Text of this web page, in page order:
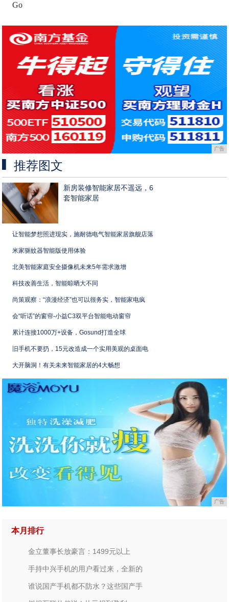
Go
广告
推荐图文
新房装修智能家居不遥远，6
套智能家居
让智能梦想照进现实，施耐德电气智能家居旗舰店落
米家驱蚊器智能版使用体验
北美智能家庭安全摄像机未来5年需求激增
科技改善生活，智能晾晒大不同
尚策观察：“浪漫经济”也可以很务实，智能家电疯
会“听话”的窗帘-小益C3双平台智能电动窗帘
累计连接1000万+设备，Gosund打造全球
旧手机不要扔，15元改造成一个实用美观的桌面电
大开脑洞！有关未来智能家居的4大畅想
广告
本月排行
金立董事长放豪言：1499元以上
手持中兴手机的用户看过来，全新的
谁说国产手机都不防水？这些国产手